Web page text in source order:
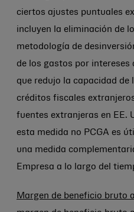
ciertos ajustes puntuales
incluyen la eliminación de
metodología de
de los gastos por intereses
que redujo la capacidad
créditos fiscales
fuentes extranjeras en EE.
esta medida no PCGA es
una medida
Empresa a lo largo del
Margen de beneficio bruto